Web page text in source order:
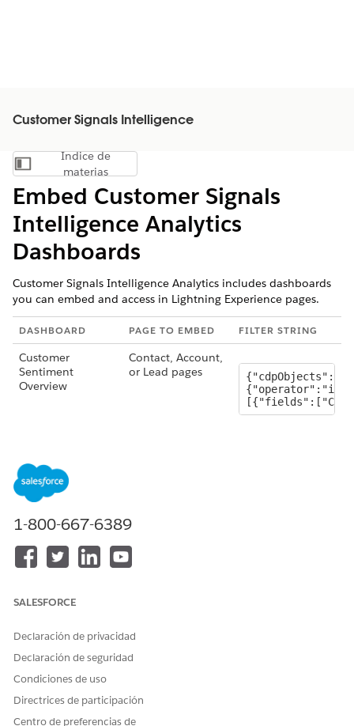
Customer Signals Intelligence
Mostrar índice de materias
Índice de
materias
Embed Customer Signals
Intelligence Analytics
Dashboards
Customer Signals Intelligence Analytics includes dashboards
you can embed and access in Lightning Experience pages.
DASHBOARD PAGE TO EMBED FILTER STRING
Customer
Sentiment
Overview
Contact, Account,
or Lead pages
For general instructions, see
Pages
¡Háganos saber cómo podemos mejorar!
1-800-667-6389
SALESFORCE
Declaración de privacidad
Declaración de seguridad
Condiciones de uso
Directrices de participación
Centro de preferencias de